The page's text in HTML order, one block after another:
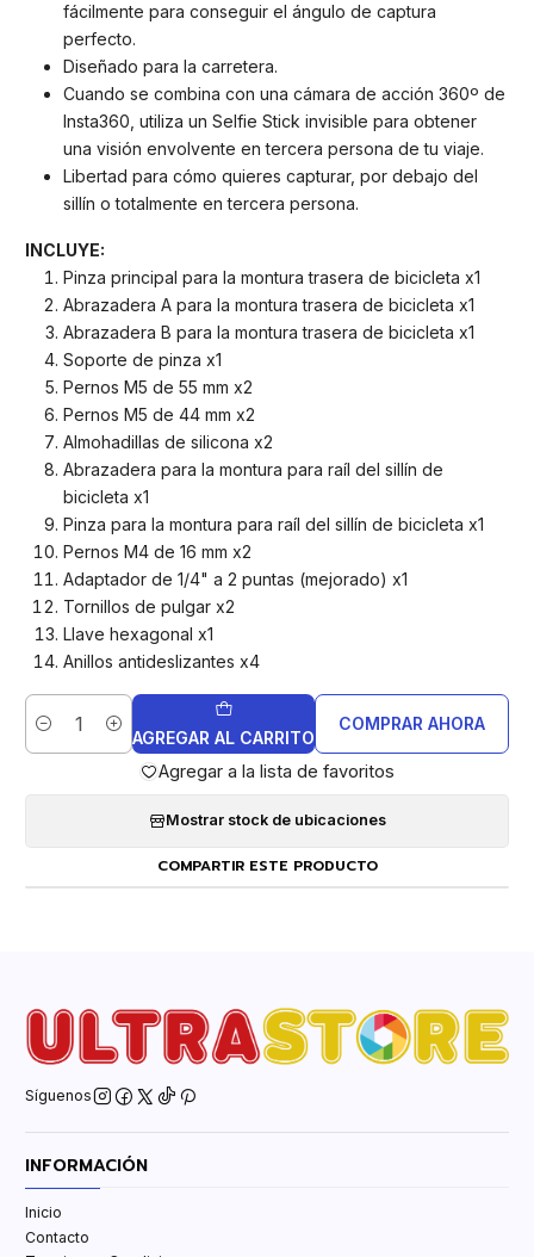
fácilmente para conseguir el ángulo de captura
perfecto.
Diseñado para la carretera.
Cuando se combina con una cámara de acción 360º de
Insta360, utiliza un Selfie Stick invisible para obtener
una visión envolvente en tercera persona de tu viaje.
Libertad para cómo quieres capturar, por debajo del
sillín o totalmente en tercera persona.
INCLUYE:
Pinza principal para la montura trasera de bicicleta x1
Abrazadera A para la montura trasera de bicicleta x1
Abrazadera B para la montura trasera de bicicleta x1
Soporte de pinza x1
Pernos M5 de 55 mm x2
Pernos M5 de 44 mm x2
Almohadillas de silicona x2
Abrazadera para la montura para raíl del sillín de
bicicleta x1
Pinza para la montura para raíl del sillín de bicicleta x1
Pernos M4 de 16 mm x2
Adaptador de 1/4" a 2 puntas (mejorado) x1
Tornillos de pulgar x2
Llave hexagonal x1
Anillos antideslizantes x4
Cantidad AGREGAR AL CARRITO
COMPRAR AHORA
Agregar a la lista de favoritos
Mostrar stock de ubicaciones
COMPARTIR ESTE PRODUCTO
Síguenos
INFORMACIÓN
Inicio
Contacto